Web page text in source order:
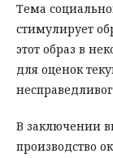
Тема
стимулирует
этот образ в
для оценок
В заключении
производство